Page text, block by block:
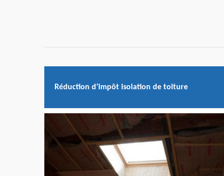
Réduction d’impôt isolation de toiture